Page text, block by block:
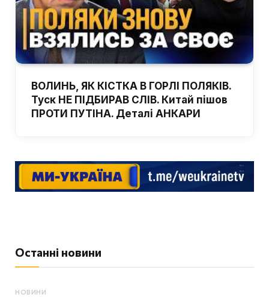
ВОЛИНЬ, ЯК КІСТКА В ГОРЛІ ПОЛЯКІВ.
Туск НЕ ПІДБИРАВ СЛІВ. Китай пішов
ПРОТИ ПУТІНА. Деталі АНКАРИ
Останні новини
НОВИНИ